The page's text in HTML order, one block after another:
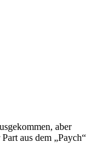
aber
aus dem „Paych“